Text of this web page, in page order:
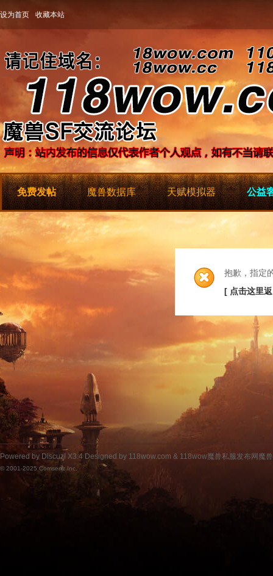
设为首页 收藏本站
免费发帖 魔兽数据库 天赋模拟器 公益
抱歉，指定
[ 点击这里
Powered by Discuz! X3.4 Designed by 118wow.com & 118wow魔兽私服发布网魔
© 2001-2025 Comsenz Inc.